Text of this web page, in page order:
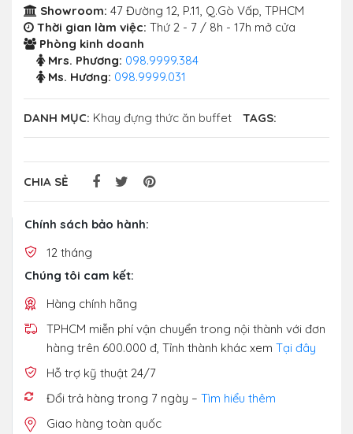
Showroom: 47 Đường 12, P.11, Q.Gò Vấp, TPHCM
Thời gian làm việc: Thứ 2 - 7 / 8h - 17h mở cửa
Phòng kinh doanh
Mrs. Phương: 098.9999.384
Ms. Hương: 098.9999.031
DANH MỤC: Khay đựng thức ăn buffet TAGS:
CHIA SẺ
Chính sách bảo hành:
12 tháng
Chúng tôi cam kết:
Hàng chính hãng
TPHCM miễn phí vận chuyển trong nội thành với đơn
hàng trên 600.000 đ, Tỉnh thành khác xem Tại đây
Hỗ trợ kỹ thuật 24/7
Đổi trả hàng trong 7 ngày – Tìm hiểu thêm
Giao hàng toàn quốc